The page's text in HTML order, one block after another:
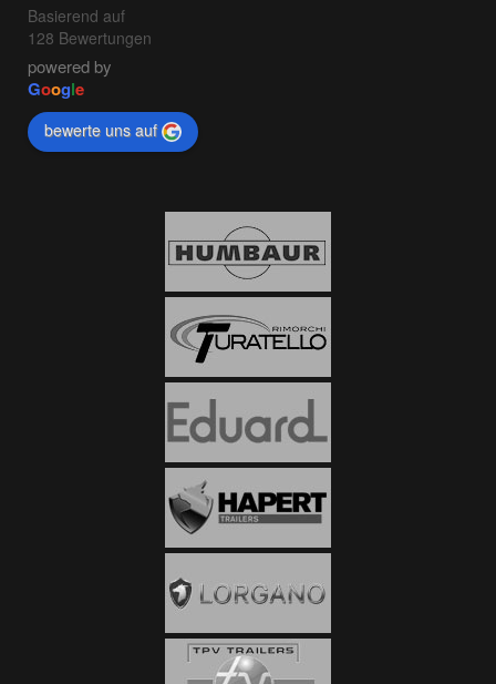
Basierend auf
128 Bewertungen
powered by
Google
bewerte uns auf